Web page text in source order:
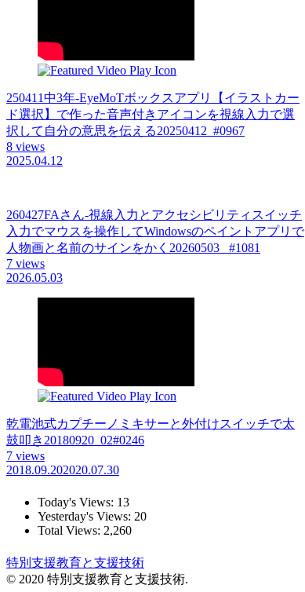
250411中3年-EyeMoTボックスアプリ【イラストカー
ド選択】で作った音声付きアイコンを視線入力で選
択して自分の意思を伝える20250412_#0967
8 views
2025.04.12
260427FAさん-視線入力とアクセシビリティスイッチ
入力でマウスを操作してWindowsのペイントアプリで
人物画と名前のサインをかく20260503_ #1081
7 views
2026.05.03
乾電池式カプチーノミキサーと外付けスイッチで太
鼓叩き20180920_02#0246
7 views
2018.09.202020.07.30
Today's Views: 13
Yesterday's Views: 20
Total Views: 2,260
特別支援教育と支援技術
© 2020 特別支援教育と支援技術.